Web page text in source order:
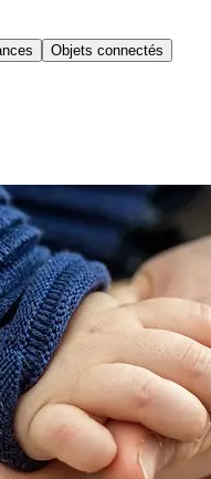
Objets connectés